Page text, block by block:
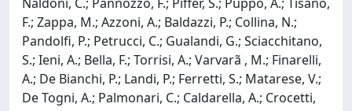
F.; Zappa, M.; Azzoni, A.; Baldazzi, P.; Collina, N.;
Pandolfi, P.; Petrucci, C.; Gualandi, G.; Sciacchitano,
S.; Ieni, A.; Bella, F.; Torrisi, A.; Varvarã , M.; Finarelli,
A.; De Bianchi, P.; Landi, P.; Ferretti, S.; Matarese, V.;
De Togni, A.; Palmonari, C.; Caldarella, A.; Crocetti,